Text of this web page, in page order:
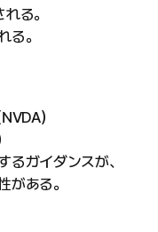
る。
る。
）
るガイダンスが、
がある。